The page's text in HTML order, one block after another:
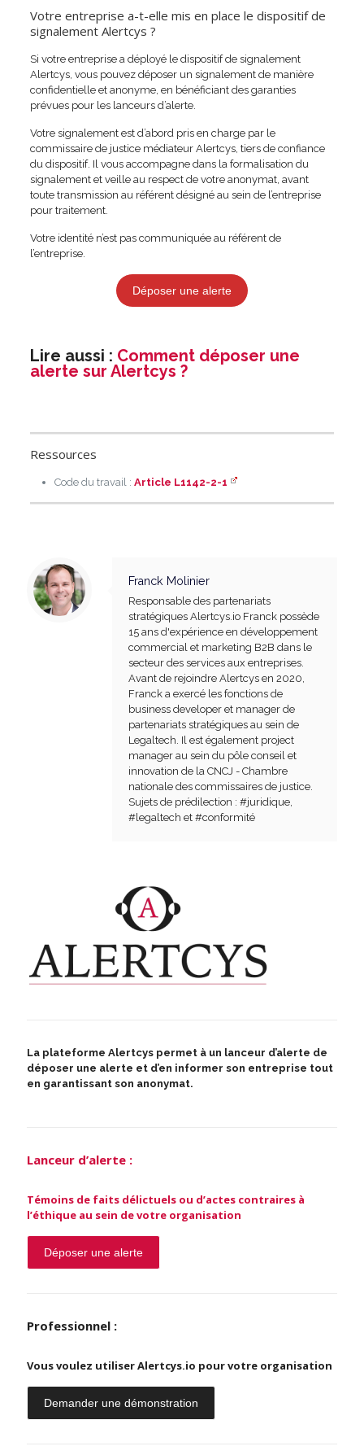
Votre entreprise a-t-elle mis en place le dispositif de
signalement Alertcys ?
Si votre entreprise a déployé le dispositif de signalement
Alertcys, vous pouvez déposer un signalement de manière
confidentielle et anonyme, en bénéficiant des garanties
prévues pour les lanceurs d’alerte.
Votre signalement est d’abord pris en charge par le
commissaire de justice médiateur Alertcys, tiers de confiance
du dispositif. Il vous accompagne dans la formalisation du
signalement et veille au respect de votre anonymat, avant
toute transmission au référent désigné au sein de l’entreprise
pour traitement.
Votre identité n’est pas communiquée au référent de
l’entreprise.
Déposer une alerte
Lire aussi : Comment déposer une
alerte sur Alertcys ?
Ressources
Code du travail : Article L1142-2-1
Franck Molinier
Responsable des partenariats
stratégiques Alertcys.io Franck possède
15 ans d'expérience en développement
commercial et marketing B2B dans le
secteur des services aux entreprises.
Avant de rejoindre Alertcys en 2020,
Franck a exercé les fonctions de
business developer et manager de
partenariats stratégiques au sein de
Legaltech. Il est également project
manager au sein du pôle conseil et
innovation de la CNCJ - Chambre
nationale des commissaires de justice.
Sujets de prédilection : #juridique,
#legaltech et #conformité
La plateforme Alertcys permet à un lanceur d’alerte de
déposer une alerte et d’en informer son entreprise tout
en garantissant son anonymat.
Lanceur d’alerte :
Témoins de faits délictuels ou d’actes contraires à
l’éthique au sein de votre organisation
Déposer une alerte
Professionnel :
Vous voulez utiliser Alertcys.io pour votre organisation
Demander une démonstration